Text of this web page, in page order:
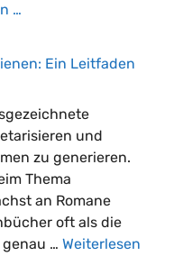
…
Ein Leitfaden
und
zu generieren.
Thema
an Romane
oft als die
… Weiterlesen